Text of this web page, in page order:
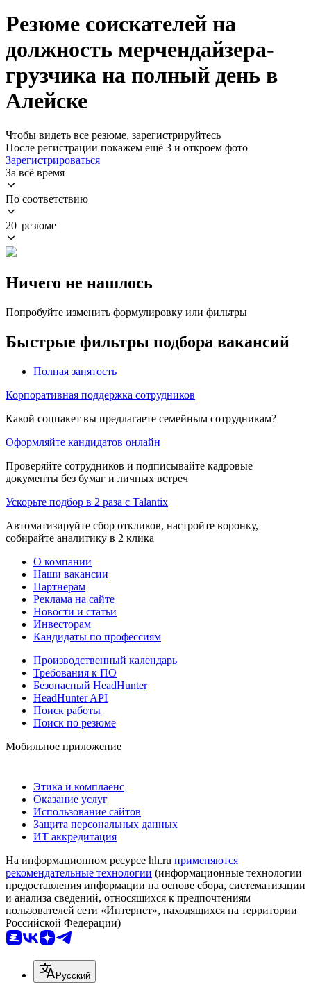
Резюме соискателей на
должность мерчендайзера-
грузчика на полный день в
Алейске
Чтобы видеть все резюме, зарегистрируйтесь
После регистрации покажем ещё 3 и откроем фото
Зарегистрироваться
За всё время
По соответствию
20 резюме
Ничего не нашлось
Попробуйте изменить формулировку или фильтры
Быстрые фильтры подбора вакансий
Полная занятость
Корпоративная поддержка сотрудников
Какой соцпакет вы предлагаете семейным сотрудникам?
Оформляйте кандидатов онлайн
Проверяйте сотрудников и подписывайте кадровые
документы без бумаг и личных встреч
Ускорьте подбор в 2 раза с Talantix
Автоматизируйте сбор откликов, настройте воронку,
собирайте аналитику в 2 клика
О компании
Наши вакансии
Партнерам
Реклама на сайте
Новости и статьи
Инвесторам
Кандидаты по профессиям
Производственный календарь
Требования к ПО
Безопасный HeadHunter
HeadHunter API
Поиск работы
Поиск по резюме
Мобильное приложение
Этика и комплаенс
Оказание услуг
Использование сайтов
Защита персональных данных
ИТ аккредитация
На информационном ресурсе hh.ru применяются
рекомендательные технологии (информационные технологии
предоставления информации на основе сбора, систематизации
и анализа сведений, относящихся к предпочтениям
пользователей сети «Интернет», находящихся на территории
Российской Федерации)
Русский